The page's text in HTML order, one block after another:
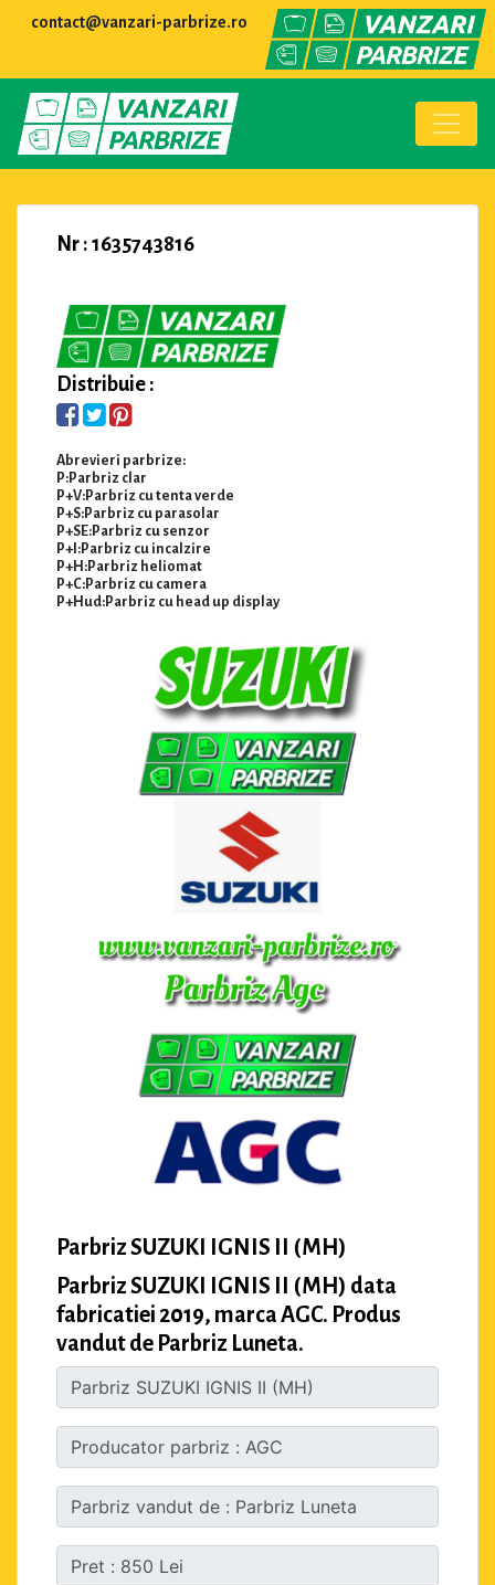
contact@vanzari-parbrize.ro
Nr : 1635743816
Distribuie :
Abrevieri parbrize:
P:Parbriz clar
P+V:Parbriz cu tenta verde
P+S:Parbriz cu parasolar
P+SE:Parbriz cu senzor
P+I:Parbriz cu incalzire
P+H:Parbriz heliomat
P+C:Parbriz cu camera
P+Hud:Parbriz cu head up display
Parbriz SUZUKI IGNIS II (MH)
Parbriz SUZUKI IGNIS II (MH) data
fabricatiei 2019, marca AGC. Produs
vandut de Parbriz Luneta.